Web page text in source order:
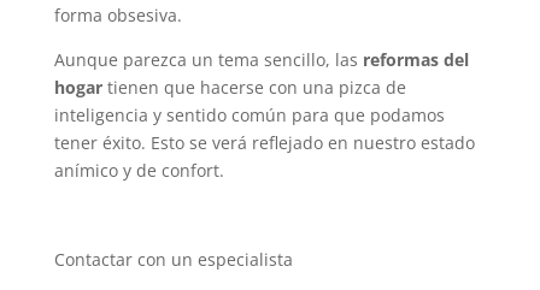
forma obsesiva.
Aunque parezca un tema sencillo, las reformas del
hogartienen que hacerse con una pizca de
inteligencia y sentido común para que podamos
tener éxito. Esto se verá reflejado en nuestro estado
anímico y de confort.
Contactar con un especialista